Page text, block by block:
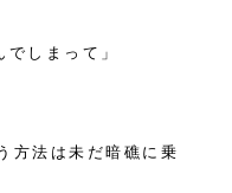
しまって」
方法は未だ暗礁に乗